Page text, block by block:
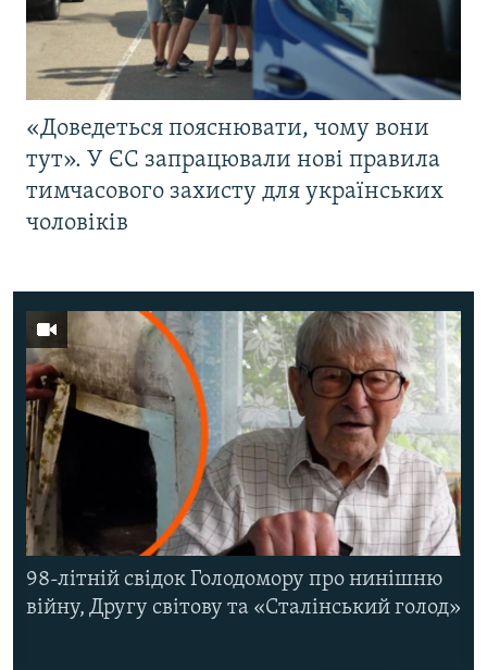
«Доведеться пояснювати, чому вони
тут». У ЄС запрацювали нові правила
тимчасового захисту для українських
чоловіків
98-літній свідок Голодомору про нинішню
війну, Другу світову та «Сталінський голод»